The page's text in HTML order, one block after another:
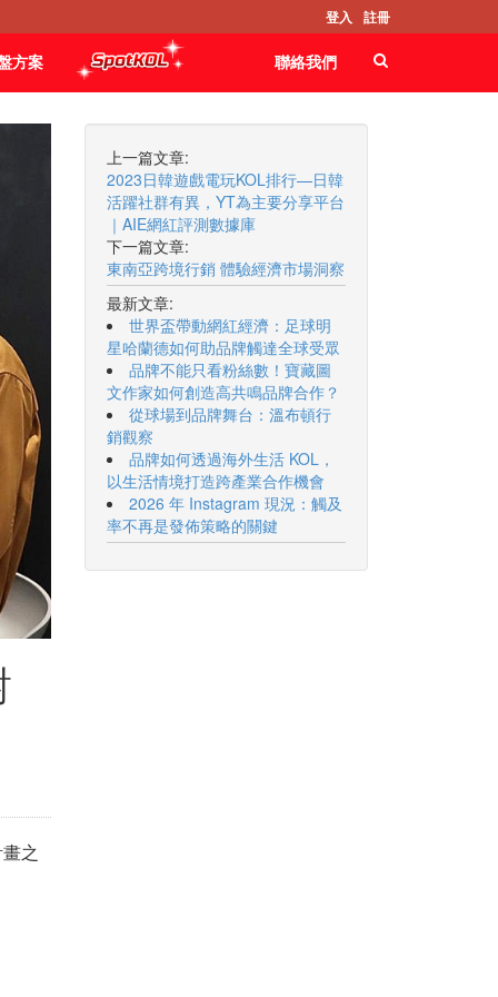
登入 註冊
方案 聯絡我們
之
上一篇文章:
2023日韓遊戲電玩KOL排行—日韓
活躍社群有異，YT為主要分享平台
｜AIE網紅評測數據庫
下一篇文章:
東南亞跨境行銷 體驗經濟市場洞察
最新文章:
世界盃帶動網紅經濟：足球明
星哈蘭德如何助品牌觸達全球受眾
品牌不能只看粉絲數！寶藏圖
文作家如何創造高共鳴品牌合作？
從球場到品牌舞台：溫布頓行
銷觀察
品牌如何透過海外生活 KOL，
以生活情境打造跨產業合作機會
2026 年 Instagram 現況：觸及
率不再是發佈策略的關鍵